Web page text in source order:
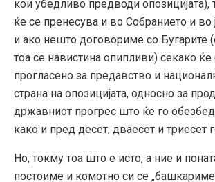
кои убедливо предводи опозицијата),
ќе се пренесува и во Собранието и во
и ако нешто договориме со Бугарите
тоа се навистина опипливи) секако ќе
прогласено за предавство и
страна на опозицијата, односно за
државниот прогрес што ќе го
како и пред десет, дваесет и триесет
Но, токму тоа што е исто, а ние и
постоиме и комотно си се